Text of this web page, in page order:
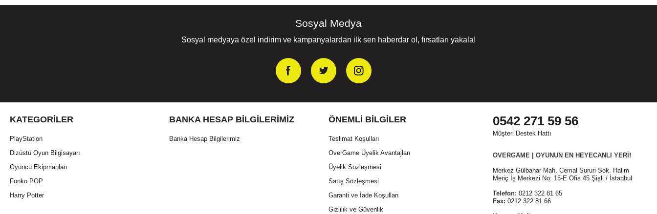
Sosyal Medya
Sosyal medyaya özel indirim ve kampanyalardan ilk sen haberdar ol, fırsatları yakala!
KATEGORILER
PlayStation
Dizüstü Oyun Bilgisayarı
Oyuncu Ekipmanları
Funko POP
Harry Potter
BANKA HESAP BILGILERIMIZ
Banka Hesap Bilgilerimiz
ÖNEMLI BILGILER
Teslimat Koşulları
OverGame Üyelik Avantajları
Üyelik Sözleşmesi
Satış Sözleşmesi
Garanti ve İade Koşulları
Gizlilik ve Güvenlik
0542 271 59 56
Müşteri Destek Hattı
OVERGAME | OYUNUN EN HEYECANLI YERİ!
Merkez Gülbahar Mah. Cemal Sururi Sok. Halim
Meriç İş Merkezi No: 15-E Ofis 45 Şişli / İstanbul
Telefon: 0212 322 81 65
Fax: 0212 322 81 66